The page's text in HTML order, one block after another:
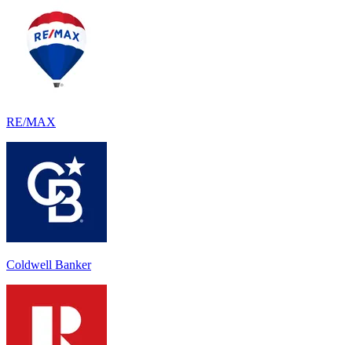
RE/MAX
Coldwell Banker